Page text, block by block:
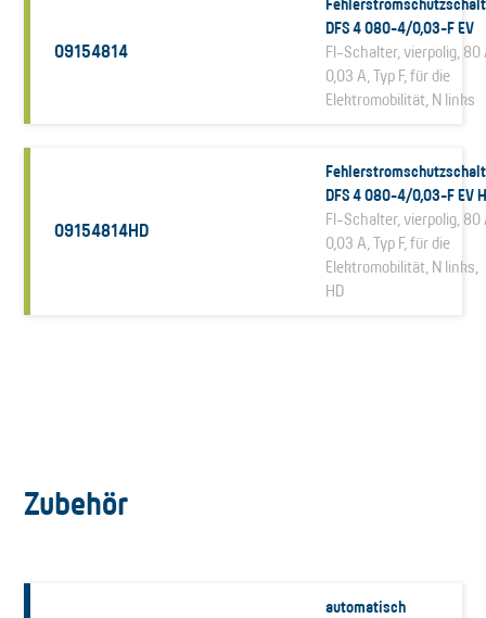
09154814
DFS 4 080-4/0,03-F EV
FI-Schalter, vierpolig, 80
0,03 A, Typ F, für die
Elektromobilität, N links
09154814HD
DFS 4 080-4/0,03-F EV
FI-Schalter, vierpolig, 80
0,03 A, Typ F, für die
Elektromobilität, N links,
HD
Zubehör
automatisch